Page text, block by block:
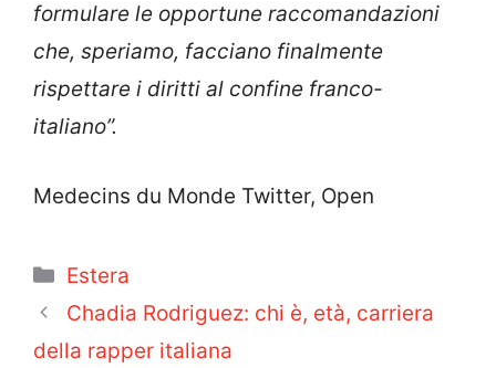
formulare le opportune raccomandazioni
che, speriamo, facciano finalmente
rispettare i diritti al confine franco-
italiano”.
Medecins du Monde Twitter, Open
Categorie
Estera
Chadia Rodriguez: chi è, età, carriera
della rapper italiana